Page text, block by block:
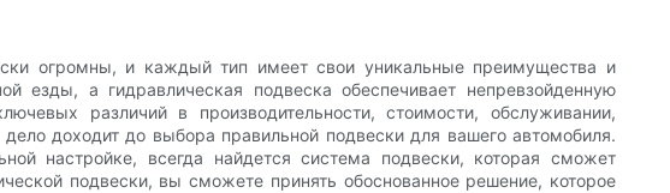
огромны, и каждый тип имеет свои уникальные преимущества и
езды, а гидравлическая подвеска обеспечивает непревзойденную
различий в производительности, стоимости, обслуживании,
доходит до выбора правильной подвески для вашего автомобиля.
настройке, всегда найдется система подвески, которая сможет
подвески, вы сможете принять обоснованное решение, которое